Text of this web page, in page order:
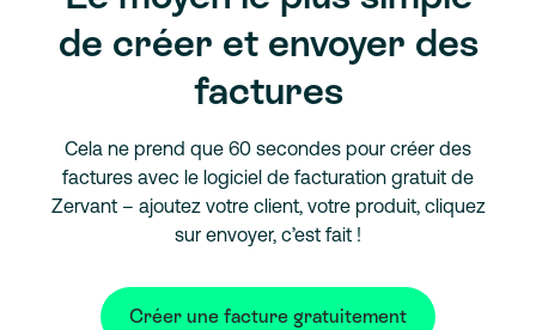
de créer et envoyer des
factures
Cela ne prend que 60 secondes pour créer des
factures avec le logiciel de facturation gratuit de
Zervant – ajoutez votre client, votre produit, cliquez
sur envoyer, c’est fait !
Créer une facture gratuitement